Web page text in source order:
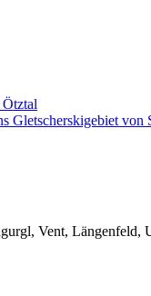
Gletscherskigebiet von
Vent, Längenfeld,